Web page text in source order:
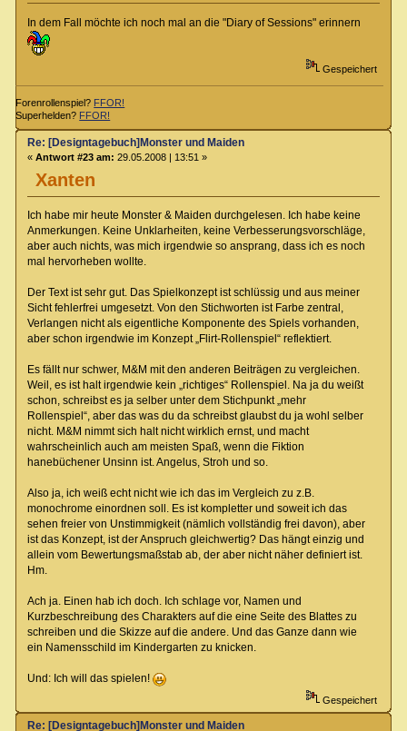
In dem Fall möchte ich noch mal an die "Diary of Sessions" erinnern
Gespeichert
Forenrollenspiel? FFOR!
Superhelden? FFOR!
Xanten
Re: [Designtagebuch]Monster und Maiden
« Antwort #23 am: 29.05.2008 | 13:51 »
Ich habe mir heute Monster & Maiden durchgelesen. Ich habe keine
Anmerkungen. Keine Unklarheiten, keine Verbesserungsvorschläge,
aber auch nichts, was mich irgendwie so ansprang, dass ich es noch
mal hervorheben wollte.
Der Text ist sehr gut. Das Spielkonzept ist schlüssig und aus meiner
Sicht fehlerfrei umgesetzt. Von den Stichworten ist Farbe zentral,
Verlangen nicht als eigentliche Komponente des Spiels vorhanden,
aber schon irgendwie im Konzept „Flirt-Rollenspiel“ reflektiert.
Es fällt nur schwer, M&M mit den anderen Beiträgen zu vergleichen.
Weil, es ist halt irgendwie kein „richtiges“ Rollenspiel. Na ja du weißt
schon, schreibst es ja selber unter dem Stichpunkt „mehr
Rollenspiel“, aber das was du da schreibst glaubst du ja wohl selber
nicht. M&M nimmt sich halt nicht wirklich ernst, und macht
wahrscheinlich auch am meisten Spaß, wenn die Fiktion
hanebüchener Unsinn ist. Angelus, Stroh und so.
Also ja, ich weiß echt nicht wie ich das im Vergleich zu z.B.
monochrome einordnen soll. Es ist kompletter und soweit ich das
sehen freier von Unstimmigkeit (nämlich vollständig frei davon), aber
ist das Konzept, ist der Anspruch gleichwertig? Das hängt einzig und
allein vom Bewertungsmaßstab ab, der aber nicht näher definiert ist.
Hm.
Ach ja. Einen hab ich doch. Ich schlage vor, Namen und
Kurzbeschreibung des Charakters auf die eine Seite des Blattes zu
schreiben und die Skizze auf die andere. Und das Ganze dann wie
ein Namensschild im Kindergarten zu knicken.
Und: Ich will das spielen!
Gespeichert
Re: [Designtagebuch]Monster und Maiden